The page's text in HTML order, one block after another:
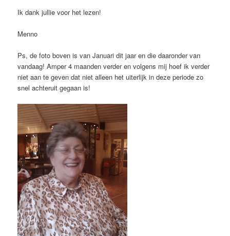
Ik dank jullie voor het lezen!
Menno
Ps, de foto boven is van Januari dit jaar en die daaronder van
vandaag! Amper 4 maanden verder en volgens mij hoef ik verder
niet aan te geven dat niet alleen het uiterlijk in deze periode zo
snel achteruit gegaan is!